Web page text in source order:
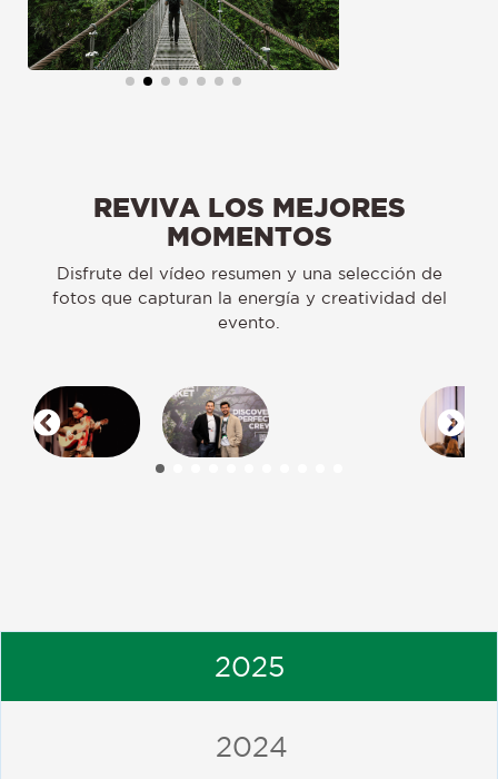
REVIVA LOS MEJORES
MOMENTOS
Disfrute del vídeo resumen y una selección de
fotos que capturan la energía y creatividad del
evento.
2025
2024